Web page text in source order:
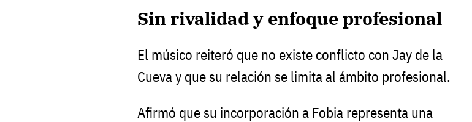
Sin rivalidad y enfoque profesional
El músico reiteró que no existe conflicto con Jay de la
Cueva y que su relación se limita al ámbito profesional.
Afirmó que su incorporación a Fobia representa una